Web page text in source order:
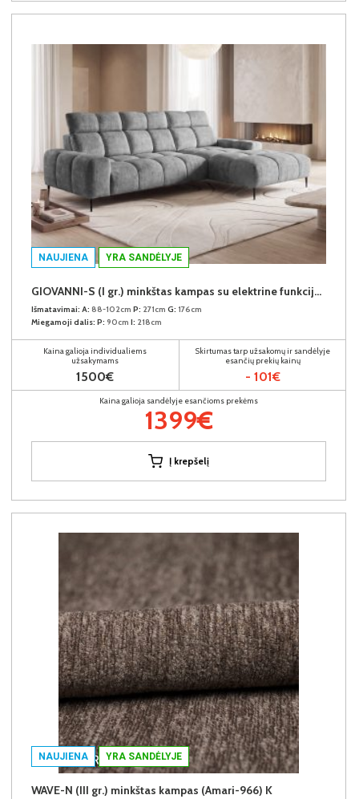
NAUJIENA YRA SANDĖLYJE
GIOVANNI-S (I gr.) minkštas kampas su elektrine funkcija (Aphrodite-21) D
Išmatavimai: A: 88-102cm P: 271cm G: 176cm
Miegamoji dalis: P: 90cm I: 218cm
Kaina galioja individualiems
užsakymams
1500€
Skirtumas tarp užsakomų ir sandėlyje
esančių prekių kainų
- 101€
Kaina galioja sandėlyje esančioms prekėms
1399€
Į krepšelį
NAUJIENA YRA SANDĖLYJE
WAVE-N (III gr.) minkštas kampas (Amari-966) K